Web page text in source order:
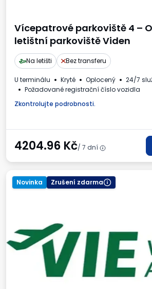
Vícepatrové parkoviště 4 –
letištní parkoviště Viden
Na letišti Bez transferu
U terminálu Kryté Oplocený 24/7
Požadované registrační číslo vozidla
Zkontrolujte podrobnosti.
4204.96 Kč/ 7 dní
Novinka Zrušení zdarma